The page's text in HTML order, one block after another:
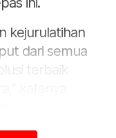
kejurulatihan
dari semua
terbaik